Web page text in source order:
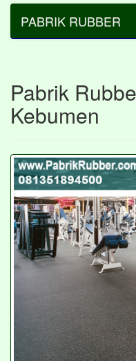
PABRIK RUBBER
Pabrik
Kebumen